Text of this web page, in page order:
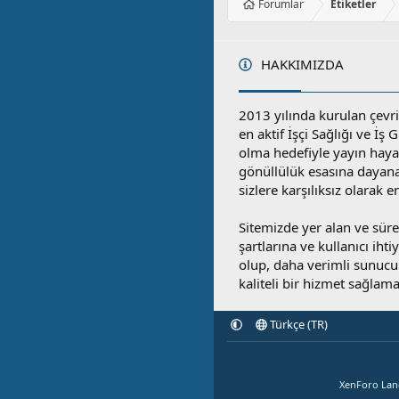
Forumlar Etiketler
HAKKIMIZDA
2013 yılında kurulan
en aktif İşçi Sağlığı ve
olma hedefiyle yayın
gönüllülük esasına
sizlere karşılıksız olarak
Sitemizde yer alan ve
şartlarına ve kullanıcı
olup, daha verimli
kaliteli bir hizmet
Türkçe (TR)
XenForo